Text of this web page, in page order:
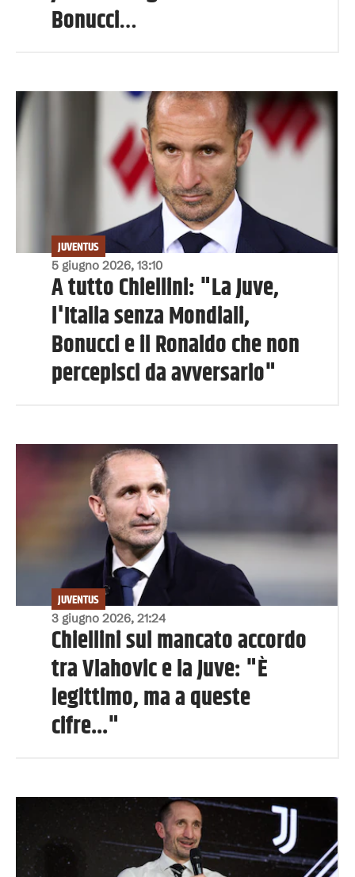
Bonucci…
5 giugno 2026, 13:10
JUVENTUS
A tutto Chiellini: "La Juve,
l'Italia senza Mondiali,
Bonucci e il Ronaldo che non
percepisci da avversario"
3 giugno 2026, 21:24
JUVENTUS
Chiellini sul mancato accordo
tra Vlahovic e la Juve: "È
legittimo, ma a queste
cifre..."